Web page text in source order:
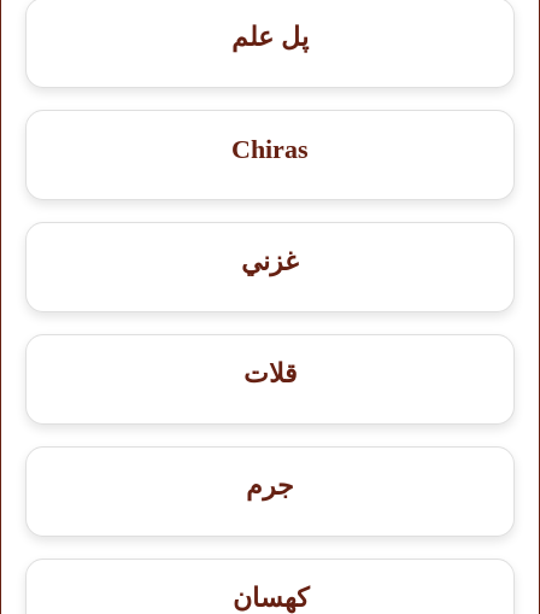
پل علم
Chiras
غزني
قلات
جرم
کهسان